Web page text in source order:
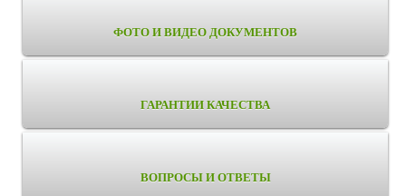
ФОТО И ВИДЕО ДОКУМЕНТОВ
ГАРАНТИИ КАЧЕСТВА
ВОПРОСЫ И ОТВЕТЫ